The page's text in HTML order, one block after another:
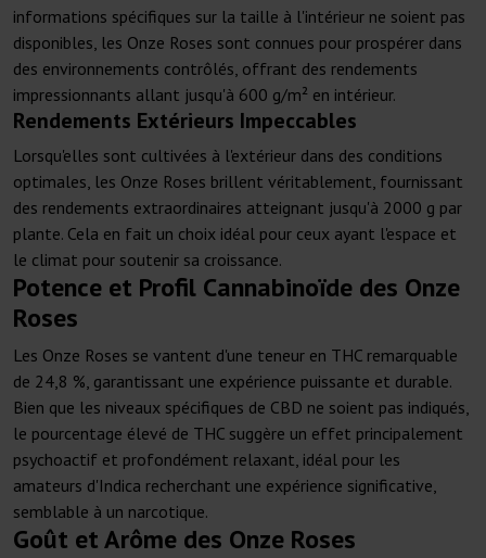
informations spécifiques sur la taille à l'intérieur ne soient pas
disponibles, les Onze Roses sont connues pour prospérer dans
des environnements contrôlés, offrant des rendements
impressionnants allant jusqu'à 600 g/m² en intérieur.
Rendements Extérieurs Impeccables
Lorsqu'elles sont cultivées à l'extérieur dans des conditions
optimales, les Onze Roses brillent véritablement, fournissant
des rendements extraordinaires atteignant jusqu'à 2000 g par
plante. Cela en fait un choix idéal pour ceux ayant l'espace et
le climat pour soutenir sa croissance.
Potence et Profil Cannabinoïde des Onze
Roses
Les Onze Roses se vantent d'une teneur en THC remarquable
de 24,8 %, garantissant une expérience puissante et durable.
Bien que les niveaux spécifiques de CBD ne soient pas indiqués,
le pourcentage élevé de THC suggère un effet principalement
psychoactif et profondément relaxant, idéal pour les
amateurs d'Indica recherchant une expérience significative,
semblable à un narcotique.
Goût et Arôme des Onze Roses